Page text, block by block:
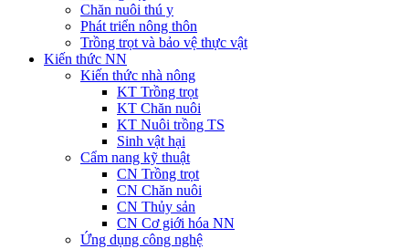
Chăn nuôi thú y
Phát triển nông thôn
Trồng trọt và bảo vệ thực vật
Kiến thức NN
Kiến thức nhà nông
KT Trồng trọt
KT Chăn nuôi
KT Nuôi trồng TS
Sinh vật hại
Cẩm nang kỹ thuật
CN Trồng trọt
CN Chăn nuôi
CN Thủy sản
CN Cơ giới hóa NN
Ứng dụng công nghệ